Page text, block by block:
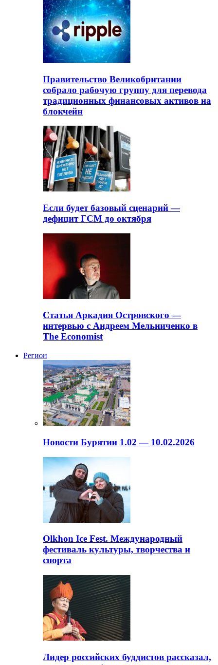
Правительство Великобритании
собрало рабочую группу для перевода
традиционных финансовых активов на
блокчейн
Если будет базовый сценарий —
дефицит ГСМ до октября
Статья Аркадия Островского —
интервью с Андреем Мельниченко в
The Economist
Регион
Новости Бурятии 1.02 — 10.02.2026
Olkhon Ice Fest. Международный
фестиваль культуры, творчества и
спорта
Лидер российских буддистов рассказал,